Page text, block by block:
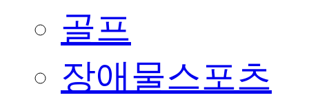
골프
장애물스포츠